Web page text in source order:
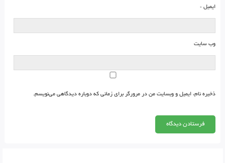
ایمیل *
وب‌ سایت
ذخیره نام، ایمیل و وبسایت من در مرورگر برای زمانی که دوباره دیدگاهی می‌نویسم.